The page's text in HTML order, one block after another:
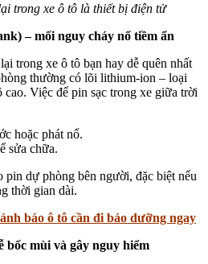
trong xe ô tô là thiết bị điện tử
– mối nguy cháy nổ tiềm ẩn
trong xe ô tô bạn hay dễ quên nhất
thường có lõi lithium-ion – loại
Việc để pin sạc trong xe giữa trời
hoặc phát nổ.
sửa chữa.
dự phòng bên người, đặc biệt nếu
thời gian dài.
báo ô tô cần đi bảo dưỡng ngay
bốc mùi và gây nguy hiểm